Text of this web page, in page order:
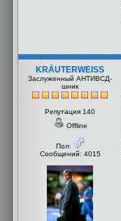
KRÄUTERWEISS
Заслуженный АНТИВСД-
шник
Репутация 140
Offline
Пол:
Сообщений: 4015